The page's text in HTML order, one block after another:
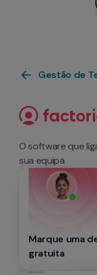
Gestão de
O software que
sua equipa
Marque uma
gratuita